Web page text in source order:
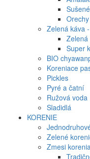
Orechy
Zelená káva
Zelená
Super
BIO
Koreniace
Pickles
Pyré a čatní
Ružová voda
Sladidlá
KORENIE
Zelené
Zmesi